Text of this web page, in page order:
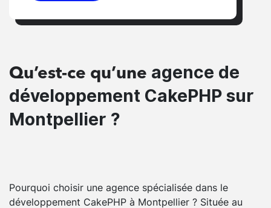
Qu’est-ce qu’une agence de
développement CakePHP sur
Montpellier ?
Pourquoi choisir une agence spécialisée dans le
développement CakePHP à Montpellier ? Située au